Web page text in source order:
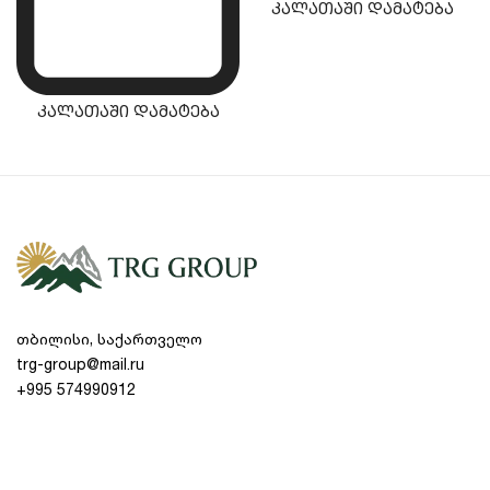
კალათაში დამატება
კალათაში დამატება
თბილისი, საქართველო
trg-group@mail.ru
+995 574990912